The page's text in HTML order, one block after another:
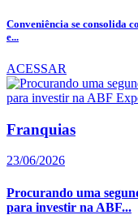
Conveniência se consolida
e...
ACESSAR
Franquias
23/06/2026
Procurando uma
para investir na ABF...